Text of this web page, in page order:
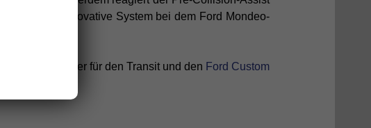
dieses innovative System bei dem Ford Mondeo-
und wird daher für den Transit und den Ford Custom